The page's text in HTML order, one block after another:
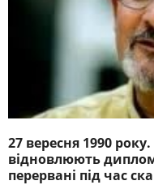
27 вересня 1990
відновлюють
перервані під час